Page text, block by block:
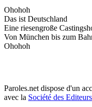
Ohohoh
Das ist Deutschland
Eine riesengroße
Von München bis zum
Ohohoh
Paroles.net dispose d'un
avec la Société des